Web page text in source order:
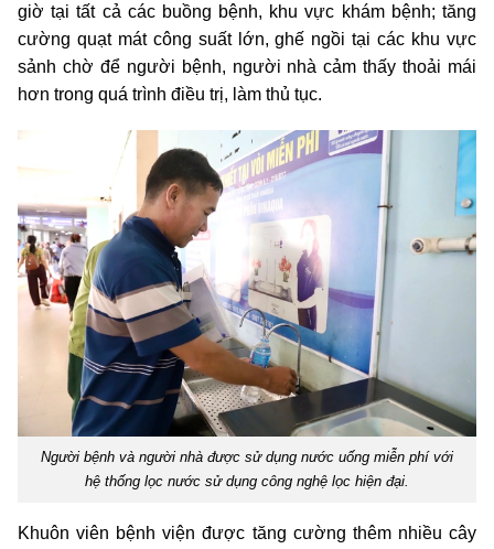
giờ tại tất cả các buồng bệnh, khu vực khám bệnh; tăng
cường quạt mát công suất lớn, ghế ngồi tại các khu vực
sảnh chờ để người bệnh, người nhà cảm thấy thoải mái
hơn trong quá trình điều trị, làm thủ tục.
Người bệnh và người nhà được sử dụng nước uống miễn phí với
hệ thống lọc nước sử dụng công nghệ lọc hiện đại.
Khuôn viên bệnh viện được tăng cường thêm nhiều cây